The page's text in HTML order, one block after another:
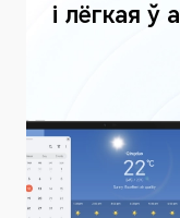
і лёгкая ў